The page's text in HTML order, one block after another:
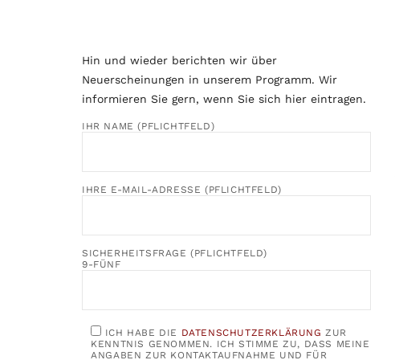
Hin und wieder berichten wir über
Neuerscheinungen in unserem Programm. Wir
informieren Sie gern, wenn Sie sich hier eintragen.
IHR NAME (PFLICHTFELD)
IHRE E-MAIL-ADRESSE (PFLICHTFELD)
SICHERHEITSFRAGE (PFLICHTFELD)
9-FÜNF
ICH HABE DIE DATENSCHUTZERKLÄRUNG ZUR
KENNTNIS GENOMMEN. ICH STIMME ZU, DASS MEINE
ANGABEN ZUR KONTAKTAUFNAHME UND FÜR